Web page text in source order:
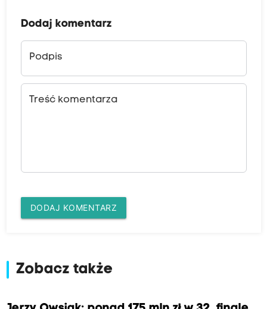
Dodaj komentarz
Podpis
Treść komentarza
DODAJ KOMENTARZ
Zobacz także